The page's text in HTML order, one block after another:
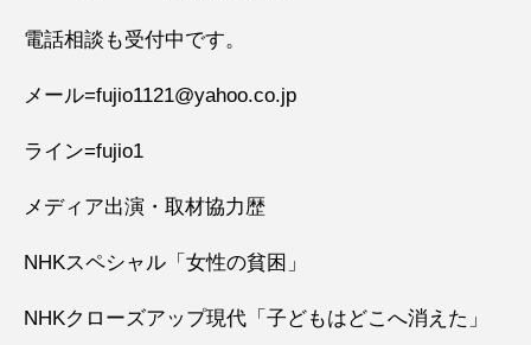
電話相談も受付中です。
メール=fujio1121@yahoo.co.jp
ライン=fujio1
メディア出演・取材協力歴
NHKスペシャル「女性の貧困」
NHKクローズアップ現代「子どもはどこへ消えた」